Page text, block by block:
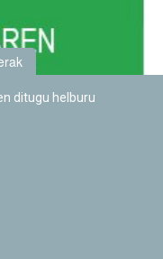
ditugu helburu